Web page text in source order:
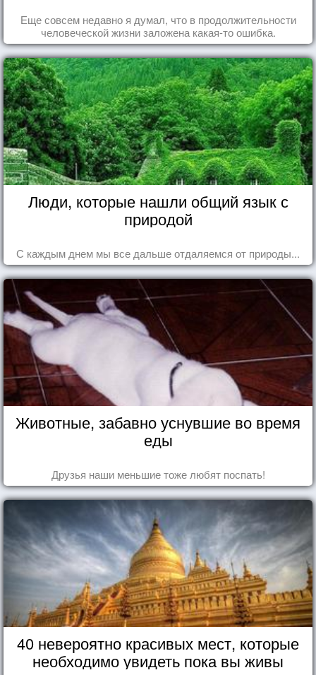
Еще совсем недавно я думал, что в продолжительности
человеческой жизни заложена какая-то ошибка.
Люди, которые нашли общий язык с
природой
С каждым днем мы все дальше отдаляемся от природы...
Животные, забавно уснувшие во время
еды
Друзья наши меньшие тоже любят поспать!
40 невероятно красивых мест, которые
необходимо увидеть пока вы живы